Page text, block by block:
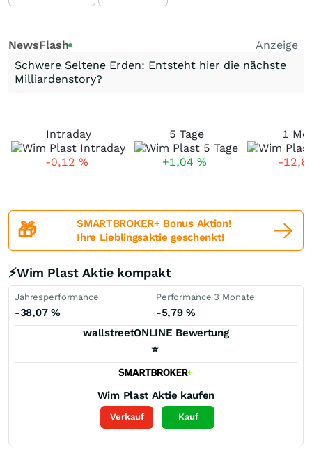
NewsFlash
Anzeige
Schwere Seltene Erden: Entsteht hier die nächste
Milliardenstory?
Intraday
-0,12 %
5 Tage
+1,04 %
1
-
🎁
SMARTBROKER+ Bonus Aktion!
Ihre Lieblingsaktie geschenkt!
⚡Wim Plast Aktie kompakt
Jahresperformance
-38,07 %
Performance 3 Monate
-5,79%
wallstreetONLINE Bewertung
⭐
Wim Plast Aktie kaufen
Verkauf Kauf